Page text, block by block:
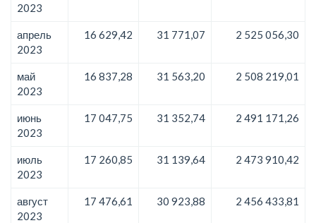
2023
апрель
2023
16 629,42 31 771,07 2 525 056,30
май
2023
16 837,28 31 563,20 2 508 219,01
июнь
2023
17 047,75 31 352,74 2 491 171,26
июль
2023
17 260,85 31 139,64 2 473 910,42
август
2023
17 476,61 30 923,88 2 456 433,81